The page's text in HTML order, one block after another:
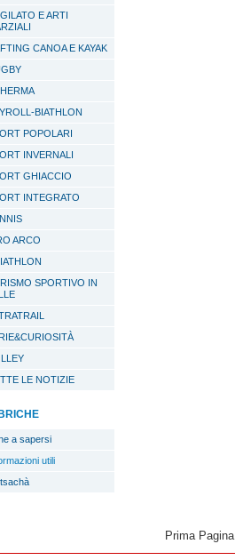
E ARTI
CANOA E KAYAK
BIATHLON
POPOLARI
INVERNALI
GHIACCIO
INTEGRATO
ARCO
SPORTIVO IN
LE NOTIZIE
a sapersi
utili
Prima Pagina